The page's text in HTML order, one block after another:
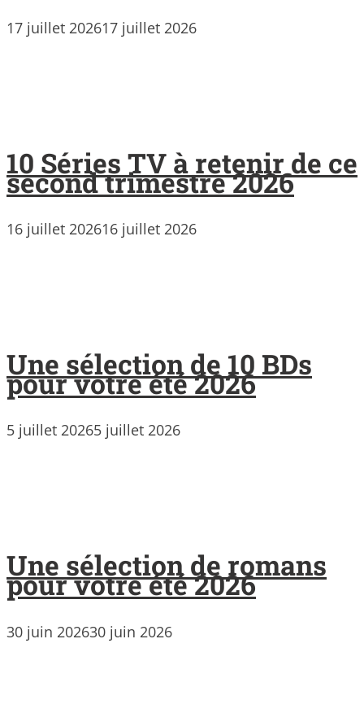
17 juillet 202617 juillet 2026
10 Séries TV à retenir de ce
second trimestre 2026
16 juillet 202616 juillet 2026
Une sélection de 10 BDs
pour votre été 2026
5 juillet 20265 juillet 2026
Une sélection de romans
pour votre été 2026
30 juin 202630 juin 2026